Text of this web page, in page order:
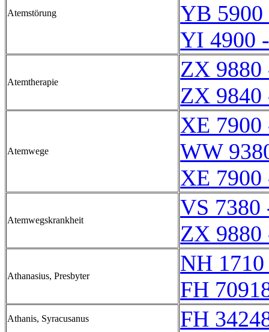
Atemstörung
YB
YI 4900
Atemtherapie
ZX 9880
ZX 9840
Atemwege
XE
WW
XE
Atemwegskrankheit
VS 7380
ZX 9880
Athanasius, Presbyter
NH
FH
Athanis, Syracusanus FH